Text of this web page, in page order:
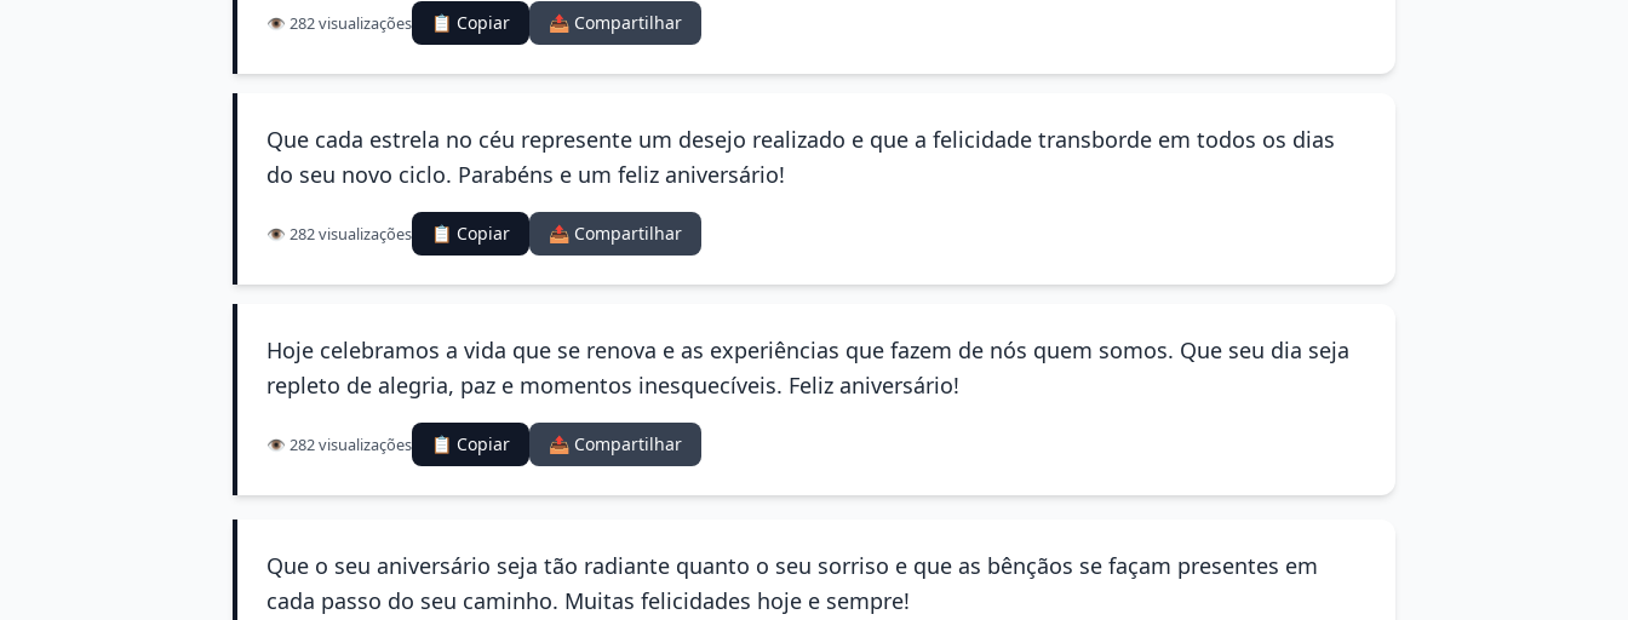
👁️ 282 visualizações 📋 Copiar 📤 Compartilhar
Que cada estrela no céu represente um desejo realizado e que a felicidade transborde em todos os dias
do seu novo ciclo. Parabéns e um feliz aniversário!
👁️ 282 visualizações 📋 Copiar 📤 Compartilhar
Hoje celebramos a vida que se renova e as experiências que fazem de nós quem somos. Que seu dia seja
repleto de alegria, paz e momentos inesquecíveis. Feliz aniversário!
👁️ 282 visualizações 📋 Copiar 📤 Compartilhar
Que o seu aniversário seja tão radiante quanto o seu sorriso e que as bênçãos se façam presentes em
cada passo do seu caminho. Muitas felicidades hoje e sempre!